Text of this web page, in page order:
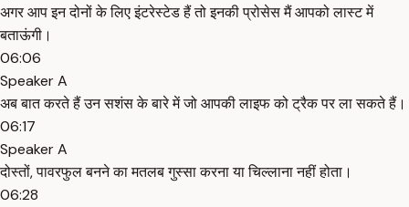
अगर आप इन दोनों के लिए इंटरेस्टेड हैं तो इनकी प्रोसेस मैं आपको लास्ट में
बताऊंगी।
06:06
Speaker A
अब बात करते हैं उन सशंस के बारे में जो आपकी लाइफ को ट्रैक पर ला सकते हैं।
06:17
Speaker A
दोस्तों, पावरफुल बनने का मतलब गुस्सा करना या चिल्लाना नहीं होता।
06:28